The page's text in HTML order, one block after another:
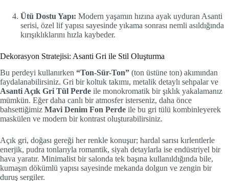
Ütü Dostu Yapı: Modern yaşamın hızına ayak uyduran Asanti
serisi, özel lif yapısı sayesinde yıkama sonrası nemli asıldığında
kırışıklıklarını hızla kaybeder.
Dekorasyon Stratejisi: Asanti Gri ile Stil Oluşturma
Bu perdeyi kullanırken “Ton-Sür-Ton” (ton üstüne ton) akımından
faydalanabilirsiniz. Gri bir koltuk takımı, metalik detaylı sehpalar ve
Asanti Açık Gri Tül Perde ile monokromatik bir şıklık yakalamanız
mümkün. Eğer daha canlı bir atmosfer isterseniz, daha önce
bahsettiğimiz Mavi Denim Fon Perde ile bu gri tülü kombinleyerek
maskülen ve modern bir kontrast oluşturabilirsiniz.
Açık gri, doğası gereği her renkle konuşur; hardal sarısı kırlentlerle
enerjik, pudra tonlarıyla romantik, siyah detaylarla ise endüstriyel bir
hava yaratır. Minimalist bir salonda tek başına kullanıldığında bile,
kumaşın dökümlü yapısı sayesinde mekanda dolgun ve zengin bir
duruş sergiler.